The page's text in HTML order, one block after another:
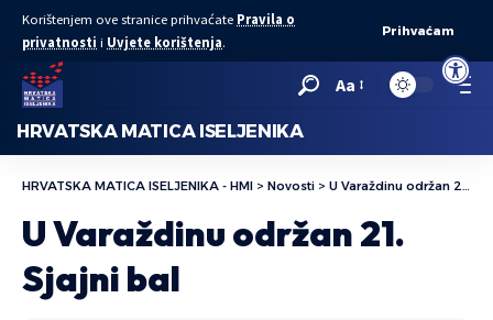
Open
Korištenjem ove stranice prihvaćate Pravila o
privatnosti i Uvjete korištenja.
Prihvaćam
Aa
HRVATSKA MATICA ISELJENIKA
HRVATSKA MATICA ISELJENIKA - HMI > Novosti > U Varaždinu održan 21. Sjajni bal
U Varaždinu održan 21.
Sjajni bal